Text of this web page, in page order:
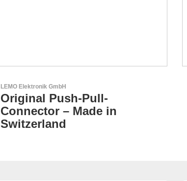
LEMO Elektronik GmbH
Original Push-Pull-
Connector – Made in
Switzerland